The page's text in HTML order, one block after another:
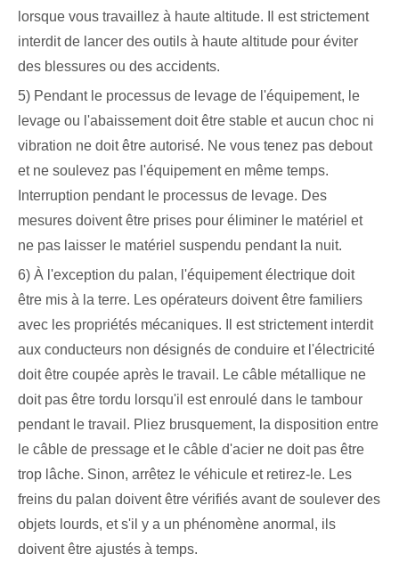
lorsque vous travaillez à haute altitude. Il est strictement
interdit de lancer des outils à haute altitude pour éviter
des blessures ou des accidents.
5) Pendant le processus de levage de l'équipement, le
levage ou l'abaissement doit être stable et aucun choc ni
vibration ne doit être autorisé. Ne vous tenez pas debout
et ne soulevez pas l'équipement en même temps.
Interruption pendant le processus de levage. Des
mesures doivent être prises pour éliminer le matériel et
ne pas laisser le matériel suspendu pendant la nuit.
6) À l'exception du palan, l'équipement électrique doit
être mis à la terre. Les opérateurs doivent être familiers
avec les propriétés mécaniques. Il est strictement interdit
aux conducteurs non désignés de conduire et l'électricité
doit être coupée après le travail. Le câble métallique ne
doit pas être tordu lorsqu'il est enroulé dans le tambour
pendant le travail. Pliez brusquement, la disposition entre
le câble de pressage et le câble d'acier ne doit pas être
trop lâche. Sinon, arrêtez le véhicule et retirez-le. Les
freins du palan doivent être vérifiés avant de soulever des
objets lourds, et s'il y a un phénomène anormal, ils
doivent être ajustés à temps.